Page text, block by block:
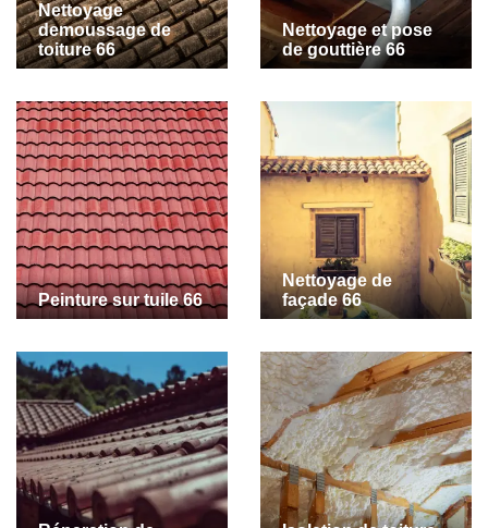
Nettoyage
demoussage de
toiture 66
Nettoyage et pose
de gouttière 66
Peinture sur tuile 66
Nettoyage de
façade 66